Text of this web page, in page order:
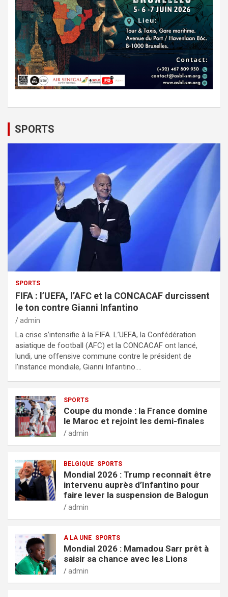
SPORTS
SPORTS
FIFA : l’UEFA, l’AFC et la CONCACAF durcissent
le ton contre Gianni Infantino
admin
La crise s’intensifie à la FIFA. L’UEFA, la Confédération
asiatique de football (AFC) et la CONCACAF ont lancé,
lundi, une offensive commune contre le président de
l’instance mondiale, Gianni Infantino.…
SPORTS
Coupe du monde : la France domine
le Maroc et rejoint les demi-finales
admin
BELGIQUE SPORTS
Mondial 2026 : Trump reconnaît être
intervenu auprès d’Infantino pour
faire lever la suspension de Balogun
admin
A LA UNE SPORTS
Mondial 2026 : Mamadou Sarr prêt à
saisir sa chance avec les Lions
admin